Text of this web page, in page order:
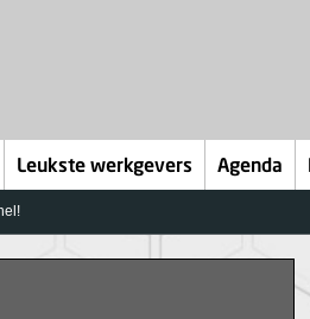
Leukste werkgevers Agenda